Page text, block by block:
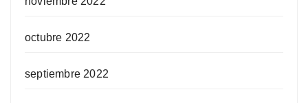
octubre 2022
septiembre 2022